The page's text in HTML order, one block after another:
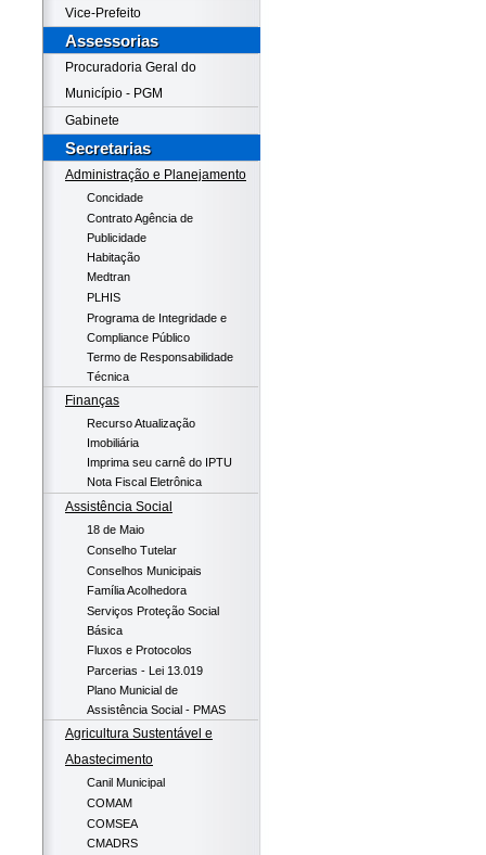
Vice-Prefeito
Assessorias
Procuradoria Geral do
Município - PGM
Gabinete
Secretarias
Administração e Planejamento
Concidade
Contrato Agência de
Publicidade
Habitação
Medtran
PLHIS
Programa de Integridade e
Compliance Público
Termo de Responsabilidade
Técnica
Finanças
Recurso Atualização
Imobiliária
Imprima seu carnê do IPTU
Nota Fiscal Eletrônica
Assistência Social
18 de Maio
Conselho Tutelar
Conselhos Municipais
Família Acolhedora
Serviços Proteção Social
Básica
Fluxos e Protocolos
Parcerias - Lei 13.019
Plano Municial de
Assistência Social - PMAS
Agricultura Sustentável e
Abastecimento
Canil Municipal
COMAM
COMSEA
CMADRS